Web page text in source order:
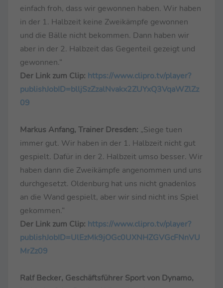
einfach froh, dass wir gewonnen haben. Wir haben
in der 1. Halbzeit keine Zweikämpfe gewonnen
und die Bälle nicht bekommen. Dann haben wir
aber in der 2. Halbzeit das Gegenteil gezeigt und
gewonnen.“
Der Link zum Clip: https://www.clipro.tv/player?
publishJobID=blljSzZzalNvakx2ZUYxQ3VqaWZlZz
09
Markus Anfang, Trainer Dresden: „Siege tuen
immer gut. Wir haben in der 1. Halbzeit nicht gut
gespielt. Dafür in der 2. Halbzeit umso besser. Wir
haben dann die Zweikämpfe angenommen und uns
durchgesetzt. Oldenburg hat uns nicht gnadenlos
an die Wand gespielt, aber wir sind nicht ins Spiel
gekommen.“
Der Link zum Clip: https://www.clipro.tv/player?
publishJobID=UlEzMk9jOGc0UXNHZGVGcFNnVU
MrZz09
Ralf Becker, Geschäftsführer Sport von Dynamo,